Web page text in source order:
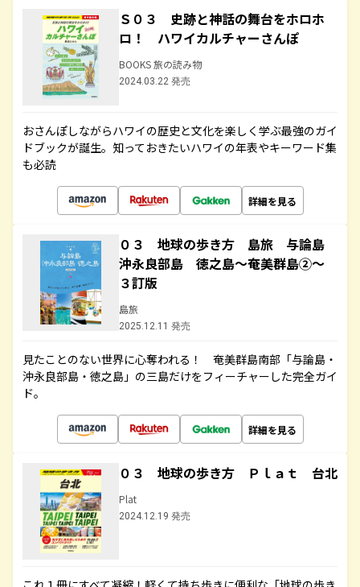
Ｓ０３ 史跡と神話の舞台をホロホ
ロ！ ハワイカルチャーさんぽ
BOOKS 旅の読み物
2024.03.22 発売
おさんぽしながらハワイの歴史と文化を楽しく学ぶ最強のガイ
ドブックが誕生。知っておきたいハワイの年表やキーワード集
も必読
詳細を見る
０３ 地球の歩き方 島旅 与論島
沖永良部島 徳之島～奄美群島②～
３訂版
島旅
2025.12.11 発売
見たことのない世界に心奪われる！ 奄美群島南部「与論島・
沖永良部島・徳之島」の三島だけをフィーチャーした完全ガイ
ド。
詳細を見る
０３ 地球の歩き方 Ｐｌａｔ 台北
Plat
2024.12.19 発売